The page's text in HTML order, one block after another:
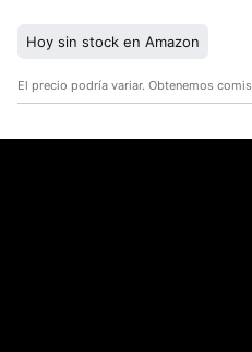
Hoy sin stock en Amazon
El precio podría variar. Obtenemos